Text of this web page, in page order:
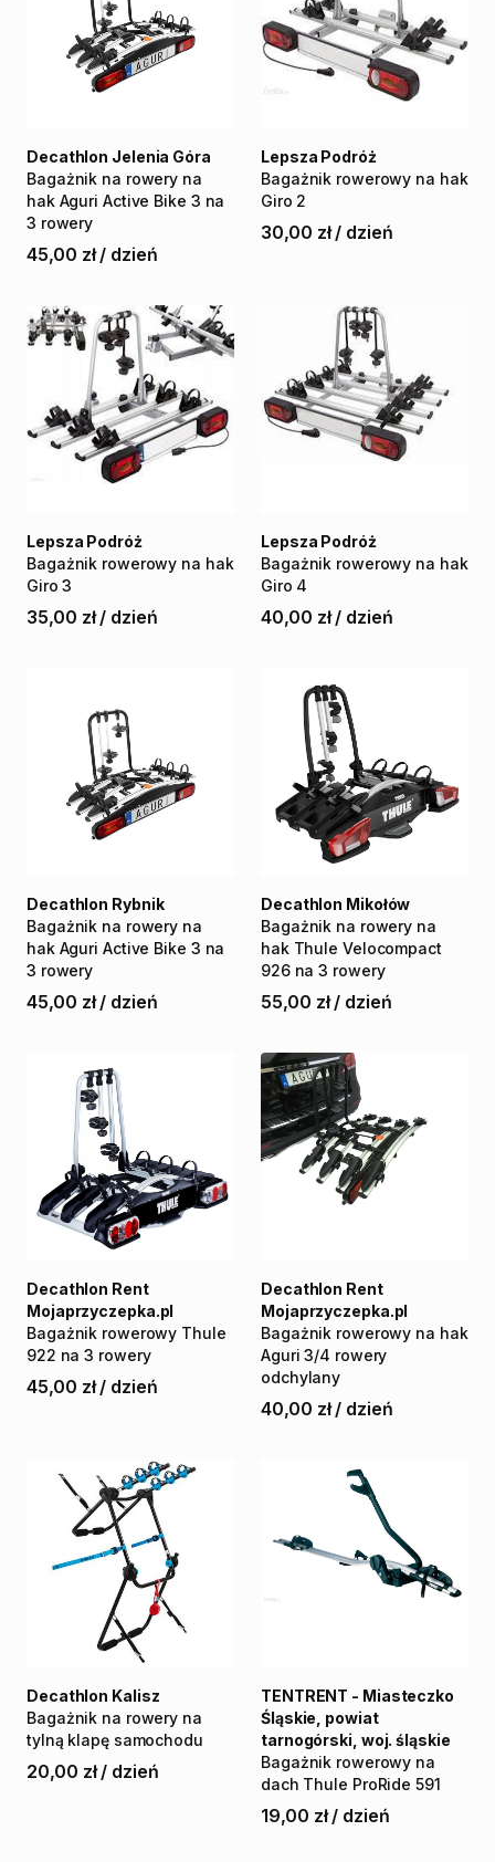
Bagażnik na rowery na
hak Aguri Active Bike 3 na
3 rowery
Decathlon Jelenia Góra
45,00 zł / dzień
Bagażnik rowerowy na hak
Giro 2
Lepsza Podróż
30,00 zł / dzień
Bagażnik rowerowy na hak
Giro 3
Lepsza Podróż
35,00 zł / dzień
Bagażnik rowerowy na hak
Giro 4
Lepsza Podróż
40,00 zł / dzień
Bagażnik na rowery na
hak Aguri Active Bike 3 na
3 rowery
Decathlon Rybnik
45,00 zł / dzień
Bagażnik na rowery na
hak Thule Velocompact
926 na 3 rowery
Decathlon Mikołów
55,00 zł / dzień
Bagażnik rowerowy Thule
922 na 3 rowery
Decathlon Rent
Mojaprzyczepka.pl
45,00 zł / dzień
Bagażnik rowerowy na hak
Aguri 3​/​4 rowery
odchylany
Decathlon Rent
Mojaprzyczepka.pl
40,00 zł / dzień
Bagażnik na rowery na
tylną klapę samochodu
Decathlon Kalisz
20,00 zł / dzień Bagażnik rowerowy na
dach Thule ProRide 591
TENTRENT - Miasteczko
Śląskie, powiat
tarnogórski, woj. śląskie
19,00 zł / dzień